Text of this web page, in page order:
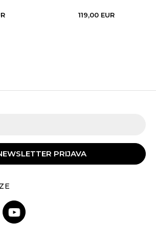
119,00 EUR
PRIJAVA